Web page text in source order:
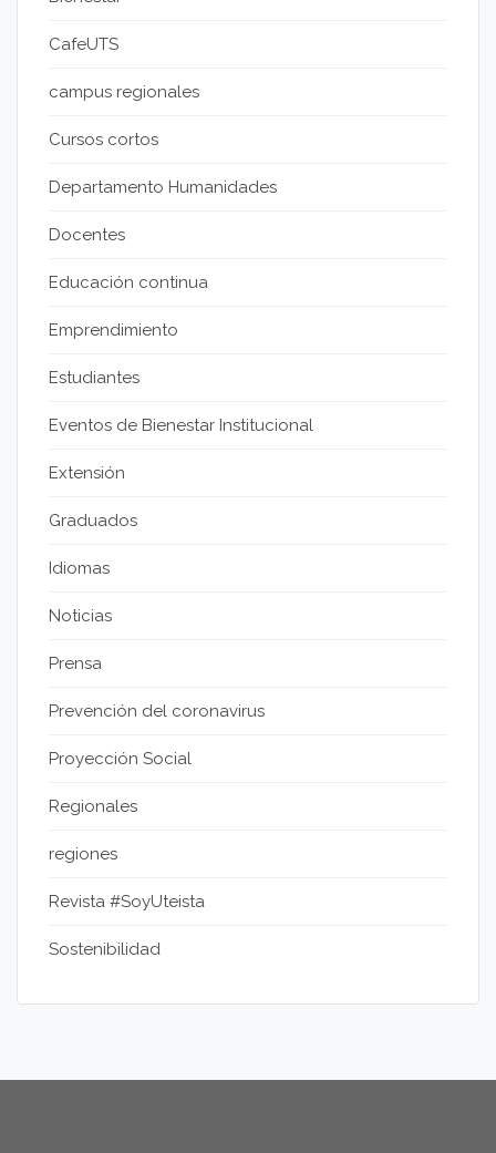
CafeUTS
campus regionales
Cursos cortos
Departamento Humanidades
Docentes
Educación continua
Emprendimiento
Estudiantes
Eventos de Bienestar Institucional
Extensión
Graduados
Idiomas
Noticias
Prensa
Prevención del coronavirus
Proyección Social
Regionales
regiones
Revista #SoyUteista
Sostenibilidad